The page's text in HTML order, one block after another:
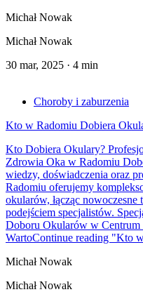
Michał Nowak
Michał Nowak
30 mar, 2025 · 4 min
Choroby i zaburzenia
Kto w Radomiu Dobiera
Kto Dobiera Okulary?
Zdrowia Oka w Radomiu
wiedzy, doświadczenia oraz
Radomiu oferujemy
okularów, łącząc
podejściem specjalistów.
Doboru Okularów w
WartoContinue reading "Kto
Michał Nowak
Michał Nowak